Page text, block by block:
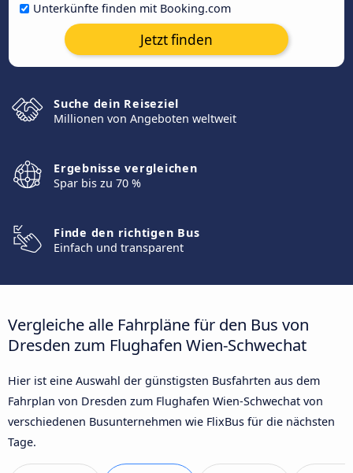
Unterkünfte finden mit Booking.com
Jetzt finden
Suche dein Reiseziel
Millionen von Angeboten weltweit
Ergebnisse vergleichen
Spar bis zu 70 %
Finde den richtigen Bus
Einfach und transparent
Vergleiche alle Fahrpläne für den Bus von
Dresden zum Flughafen Wien-Schwechat
Hier ist eine Auswahl der günstigsten Busfahrten aus dem
Fahrplan von Dresden zum Flughafen Wien-Schwechat von
verschiedenen Busunternehmen wie FlixBus für die nächsten
Tage.